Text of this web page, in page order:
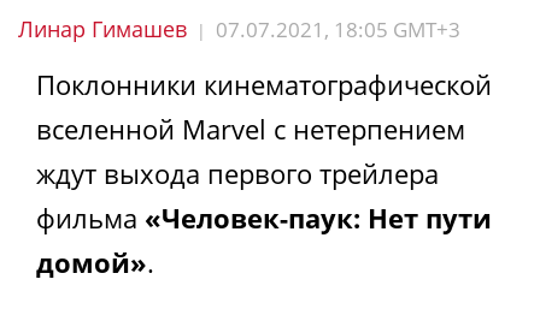
Линар Гимашев | 07.07.2021, 18:05 GMT+3
Поклонники кинематографической
вселенной Marvel с нетерпением
ждут выхода первого трейлера
фильма «Человек-паук: Нет пути
домой».